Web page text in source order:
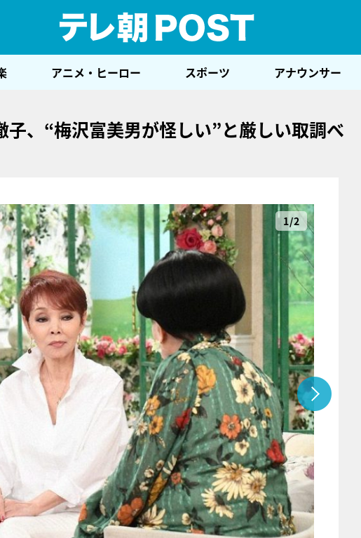
アニメ・ヒーロー スポーツ アナウンサー
、“梅沢富美男が怪しい”と厳しい取調べ
1/2
『アイ＝ラブ！げーみんぐ』＝LOV
E齋藤樹愛羅＆佐々木舞香SPインタ
ビュー